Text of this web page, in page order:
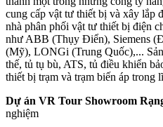
cung cấp vật tư thiết bị và xây lắp
nhà phân phối vật tư thiết bị điện
như ABB (Thụy Điển), Siemens
(Mỹ), LONGi (Trung Quốc),...
thế, tủ tụ bù, ATS, tủ điều khiển
thiết bị trạm và trạm biến áp trong
Dự án VR Tour Showroom
nghiệm